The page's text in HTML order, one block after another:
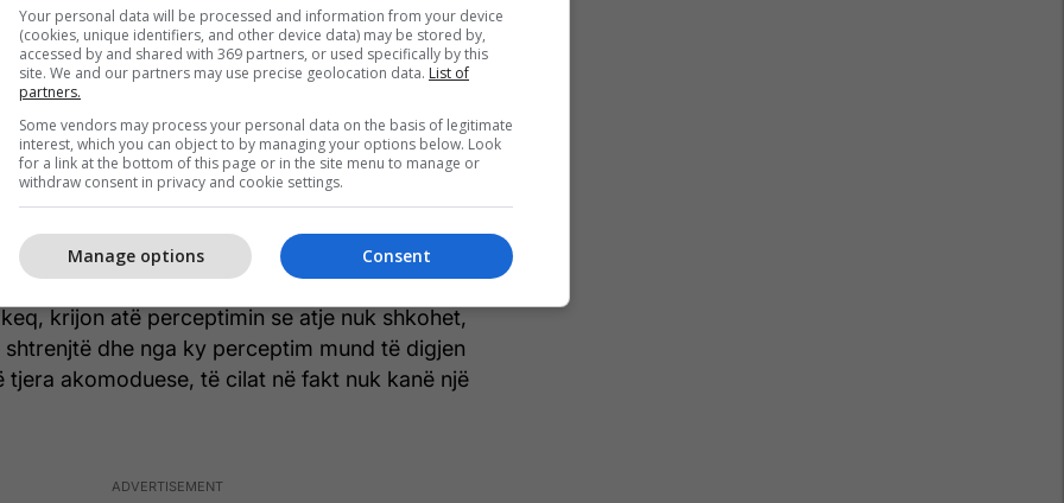
se 50% deri më tani, po shkojmë drejt mesit të
rritje drastike të çmimeve, e cila varionte nga
të rënies së euros dhe për fat të keq vazhduan
trend rritës. Nuk mund të rriten çmimet nga viti
asnjë lloj kuptimi. E gjitha bota ka ca kritere dhe
nga 5, 6 dhe 8% maksimumi.”, tha ai.
e çmimeve ka lënë të pakënaqur edhe turistët e
më shumë nga sa u është reklamuar.
krijon atë perceptimin se atje nuk shkohet,
shtrenjtë dhe nga ky perceptim mund të digjen
tjera akomoduese, të cilat në fakt nuk kanë një
Your personal data will be processed and information from your device
(cookies, unique identifiers, and other device data) may be stored by,
accessed by and shared with 369 partners, or used specifically by this
site. We and our partners may use precise geolocation data. List of
partners.
Some vendors may process your personal data on the basis of legitimate
interest, which you can object to by managing your options below. Look
for a link at the bottom of this page or in the site menu to manage or
withdraw consent in privacy and cookie settings.
Consent
Manage options